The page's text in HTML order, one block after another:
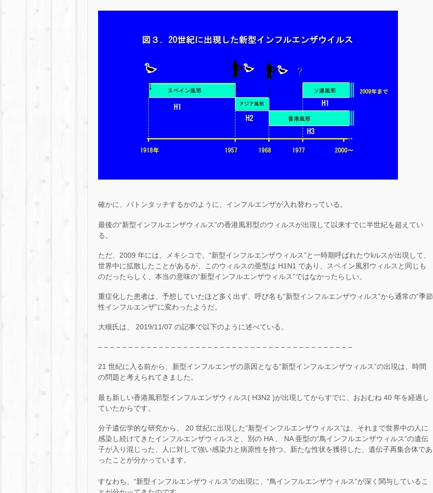
確かに、バトンタッチするかのように、インフルエンザが入れ替わっている。
最後の“新型インフルエンザウィルス”の香港風邪型のウィルスが出現して以来すでに半世紀を超えてい
る。
ただ、2009 年には、メキシコで、“新型インフルエンザウィルス”と一時期呼ばれたウliルスが出現して、
世界中に拡散したことがあるが、このウィルスの亜型は H1N1 であり、スペイン風邪ウィルスと同じも
のだったらしく、本当の意味の“新型インフルエンザウィルス”ではなかったらしい。
重症化した患者は、予想していたほど多く出ず、呼び名も“新型インフルエンザウィルス”から通常の“季節
性インフルエンザ”に変わったようだ。
大槻氏は、 2019/11/07 の記事で以下のように述べている。
– – – – – – – – – – – – – – – – – – – – – – – – – – – – – – – – – – – – – – – – – –
21 世紀に入る前から、新型インフルエンザの原因となる“新型インフルエンザウィルス”の出現は、時間
の問題と考えられてきました。
最も新しい香港風邪型インフルエンザウィルス( H3N2 )が出現してからすでに、おおむね 40 年を経過し
ていたからです。
分子遺伝学的な研究から、 20 世紀に出現した“新型インフルエンザウィルス”は、それまで世界中の人に
感染し続けてきたインフルエンザウィルスと、別の HA 、 NA 亜型の“鳥インフルエンザウィルス”の遺伝
子が入り混じった、人に対して強い感染力と病原性を持つ、新たな性状を獲得した、遺伝子再集合体であ
ったことが分かっています。
すなわち、“新型インフルエンザウィルス”の出現に、“鳥インフルエンザウィルス”が深く関与しているこ